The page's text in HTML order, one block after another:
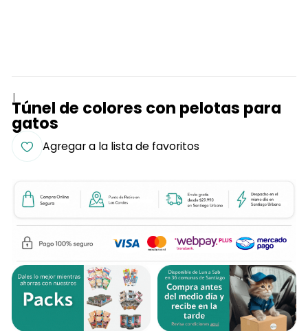
|
Túnel de colores con pelotas para
gatos
Agregar a la lista de favoritos